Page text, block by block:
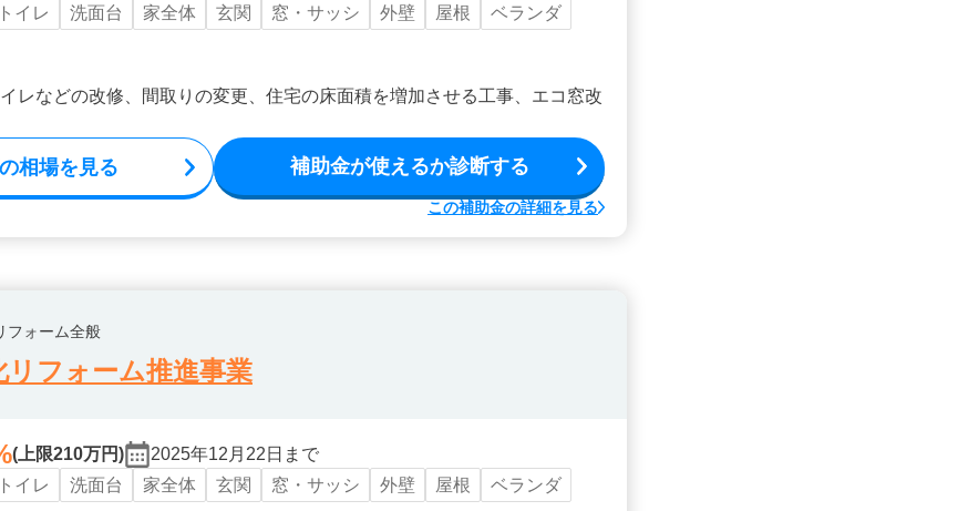
トイレ 洗面台 家全体 玄関 窓・サッシ 外壁 屋根
ベランダ
レなどの改修、間取りの変更、住宅の床面積を増加させる工事、エコ窓改
相場を見る 補助金が使えるか診断する
この補助金の詳細を見る
フォーム全般
リフォーム推進事業
(上限210万円)
2025年12月22日まで
トイレ 洗面台 家全体 玄関 窓・サッシ 外壁 屋根
ベランダ